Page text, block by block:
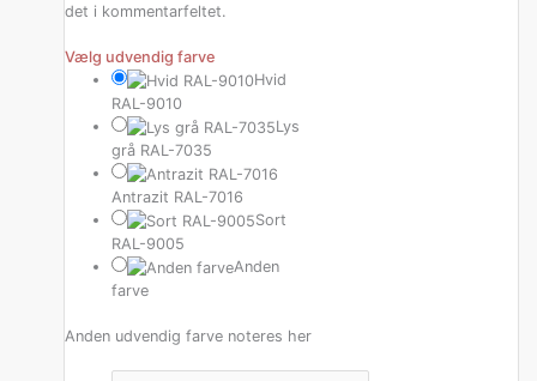
det i kommentarfeltet.
Vælg udvendig farve
Hvid
RAL-9010
Lys
grå RAL-7035
Antrazit RAL-7016
Sort
RAL-9005
Anden
farve
Anden udvendig farve noteres her